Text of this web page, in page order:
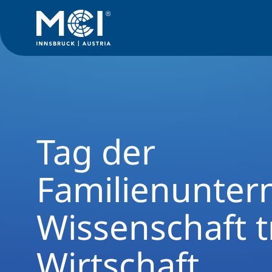
Tag der
Wissenschaft